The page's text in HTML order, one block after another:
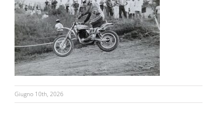
Giugno 10th, 2026